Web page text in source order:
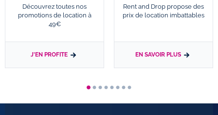
Découvrez toutes nos
promotions de location à
49€
J'EN PROFITE
Rent and Drop propose des
prix de location imbattables
EN SAVOIR PLUS